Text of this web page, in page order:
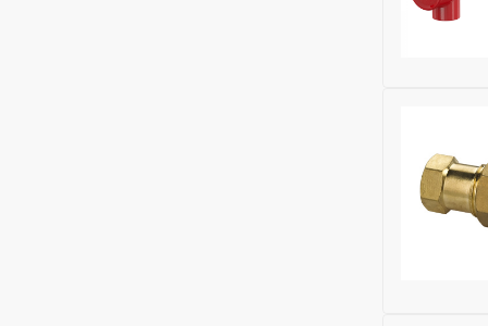
Для ГВС:
Модель:
Сменная